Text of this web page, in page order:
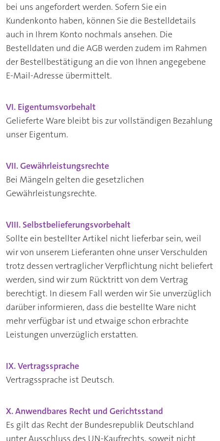
bei uns angefordert werden. Sofern Sie ein
Kundenkonto haben, können Sie die Bestelldetails
auch in Ihrem Konto nochmals ansehen. Die
Bestelldaten und die AGB werden zudem im Rahmen
der Bestellbestätigung an die von Ihnen angegebene
E-Mail-Adresse übermittelt.
VI. Eigentumsvorbehalt
Gelieferte Ware bleibt bis zur vollständigen Bezahlung
unser Eigentum.
VII. Gewährleistungsrechte
Bei Mängeln gelten die gesetzlichen
Gewährleistungsrechte.
VIII. Selbstbelieferungsvorbehalt
Sollte ein bestellter Artikel nicht lieferbar sein, weil
wir von unserem Lieferanten ohne unser Verschulden
trotz dessen vertraglicher Verpflichtung nicht beliefert
werden, sind wir zum Rücktritt von dem Vertrag
berechtigt. In diesem Fall werden wir Sie unverzüglich
darüber informieren, dass die bestellte Ware nicht
mehr verfügbar ist und etwaige schon erbrachte
Leistungen unverzüglich erstatten.
IX. Vertragssprache
Vertragssprache ist Deutsch.
X. Anwendbares Recht und Gerichtsstand
Es gilt das Recht der Bundesrepublik Deutschland
unter Ausschluss des UN-Kaufrechts, soweit nicht